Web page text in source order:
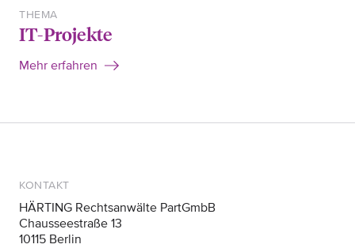
THEMA
IT-Projekte
Mehr erfahren
KONTAKT
HÄRTING Rechtsanwälte PartGmbB
Chausseestraße 13
10115 Berlin